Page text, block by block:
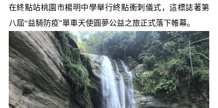
在終點站桃園市楊明中學舉行終點衝刺儀式，這標誌著第
八屆“益騎防疫”單車天使圓夢公益之旅正式落下帷幕。